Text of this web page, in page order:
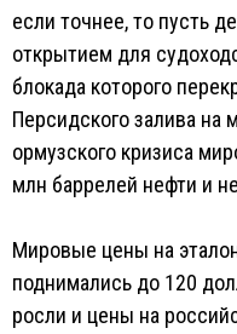
если точнее, то пусть
открытием для
блокада которого
Персидского залива на
ормузского кризиса
млн баррелей нефти и
Мировые цены на
поднимались до 120
росли и цены на